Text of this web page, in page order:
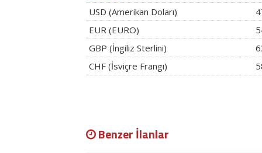
USD (Amerikan Doları)
EUR (EURO)
GBP (İngiliz Sterlini)
CHF (İsviçre Frangı)
Benzer İlanlar